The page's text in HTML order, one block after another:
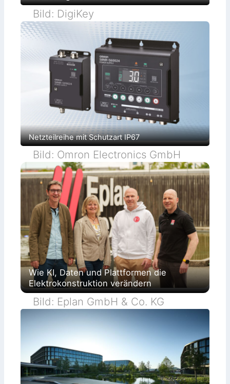
Bild: DigiKey
Netzteilreihe mit Schutzart IP67
Bild: Omron Electronics GmbH
Wie KI, Daten und Plattformen die
Elektrokonstruktion verändern
Bild: Eplan GmbH & Co. KG